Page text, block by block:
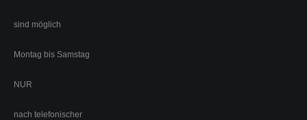
sind möglich
Montag bis Samstag
NUR
nach telefonischer